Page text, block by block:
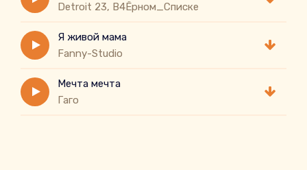
Detroit 23, В4Ёрном_Списке
Я живой мама
Fanny-Studio
Мечта мечта
Гаго